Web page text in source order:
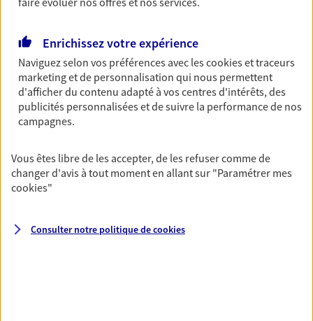
simplement, selon votre profil.
Préparez sereinement ce nouveau chapitre de
votre vie avec les conseils d'un expert. Découvrez
notre solution PER (Plan Epargne Retraite)
spécialement conçue pour la retraite.
Santé
Couvrez vos dépenses de santé ainsi que celles de
votre famille avec la complémentaire santé qui
Enrichissez votre expérience
Naviguez selon vos préférences avec lescookies et traceurs
marketing et de personnalisation qui nous permettent
d'afficher du contenu adapté à vos centres d'intérêts, des
publicités personnalisées et de suivre la performance de nos
campagnes.
Vous êtes libre de les accepter, de les refuser comme de
changer d'avis à tout moment en allant sur "Paramétrer mes
cookies"
Consulter notre politique decookies